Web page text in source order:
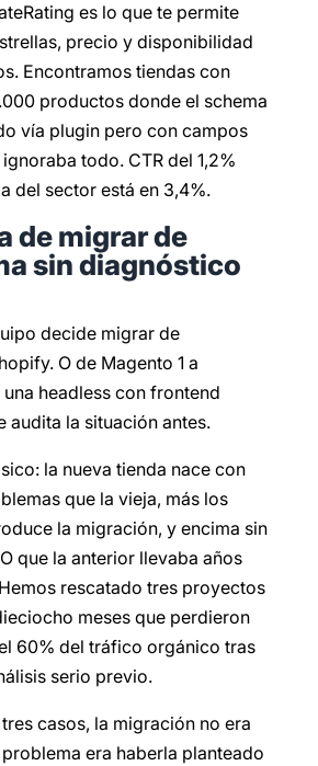
es lo que te permite
precio y disponibilidad
Encontramos tiendas con
productos donde el schema
vía plugin pero con campos
todo. CTR del 1,2%
del sector está en 3,4%.
de migrar de
sin diagnóstico
decide migrar de
O de Magento 1 a
una headless con frontend
audita la situación antes.
la nueva tienda nace con
que la vieja, más los
la migración, y encima sin
que la anterior llevaba años
rescatado tres proyectos
meses que perdieron
60% del tráfico orgánico tras
serio previo.
casos, la migración no era
era haberla planteado